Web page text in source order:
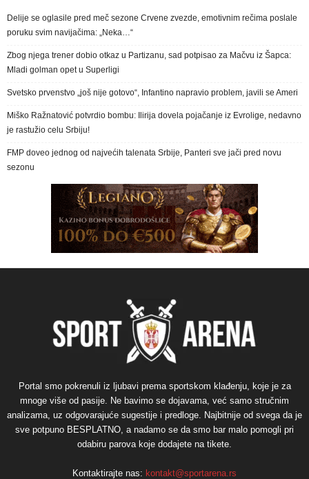
Delije se oglasile pred meč sezone Crvene zvezde, emotivnim rečima poslale
poruku svim navijačima: „Neka…“
Zbog njega trener dobio otkaz u Partizanu, sad potpisao za Mačvu iz Šapca:
Mladi golman opet u Superligi
Svetsko prvenstvo „još nije gotovo“, Infantino napravio problem, javili se Ameri
Miško Ražnatović potvrdio bombu: Ilirija dovela pojačanje iz Evrolige, nedavno
je rastužio celu Srbiju!
FMP doveo jednog od najvećih talenata Srbije, Panteri sve jači pred novu
sezonu
Portal smo pokrenuli iz ljubavi prema sportskom klađenju, koje je za
mnoge više od pasije. Ne bavimo se dojavama, već samo stručnim
analizama, uz odgovarajuće sugestije i predloge. Najbitnije od svega da je
sve potpuno BESPLATNO, a nadamo se da smo bar malo pomogli pri
odabiru parova koje dodajete na tikete.
Kontaktirajte nas: kontakt@sportarena.rs